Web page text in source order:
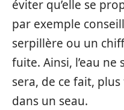
éviter qu’elle se
par exemple
serpillère ou un
fuite. Ainsi, l’eau ne
sera, de ce fait,
dans un seau.